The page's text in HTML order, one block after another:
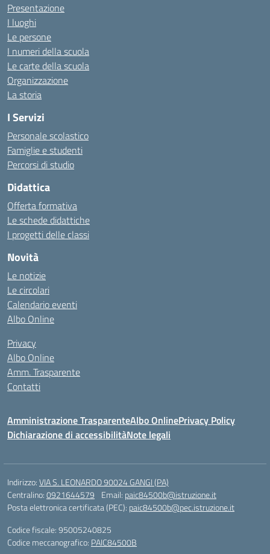
Presentazione
I luoghi
Le persone
I numeri della scuola
Le carte della scuola
Organizzazione
La storia
I Servizi
Personale scolastico
Famiglie e studenti
Percorsi di studio
Didattica
Offerta formativa
Le schede didattiche
I progetti delle classi
Novità
Le notizie
Le circolari
Calendario eventi
Albo Online
Privacy
Albo Online
Amm. Trasparente
Contatti
Amministrazione TrasparenteAlbo OnlinePrivacy Policy
Dichiarazione di accessibilitàNote legali
Indirizzo:VIA S. LEONARDO 90024 GANGI (PA)
Centralino:0921644579 Email: paic84500b@istruzione.it
Posta elettronica certificata (PEC): paic84500b@pec.istruzione.it
Codice fiscale: 95005240825
Codice meccanografico: PAIC84500B